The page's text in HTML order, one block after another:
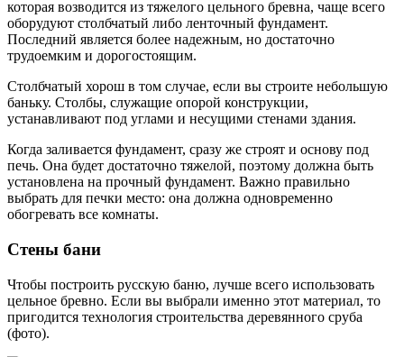
которая возводится из тяжелого цельного бревна, чаще всего
оборудуют столбчатый либо ленточный фундамент.
Последний является более надежным, но достаточно
трудоемким и дорогостоящим.
Столбчатый хорош в том случае, если вы строите небольшую
баньку. Столбы, служащие опорой конструкции,
устанавливают под углами и несущими стенами здания.
Когда заливается фундамент, сразу же строят и основу под
печь. Она будет достаточно тяжелой, поэтому должна быть
установлена на прочный фундамент. Важно правильно
выбрать для печки место: она должна одновременно
обогревать все комнаты.
Стены бани
Чтобы построить русскую баню, лучше всего использовать
цельное бревно. Если вы выбрали именно этот материал, то
пригодится технология строительства деревянного сруба
(фото).